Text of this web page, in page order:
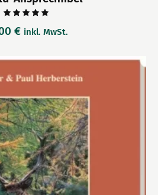
€ inkl. MwSt.
mit